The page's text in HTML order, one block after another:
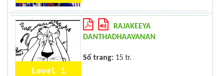
Level 1
RAJAKEEYA
DANTHADHAAVANAN
Số trang: 15 tr.